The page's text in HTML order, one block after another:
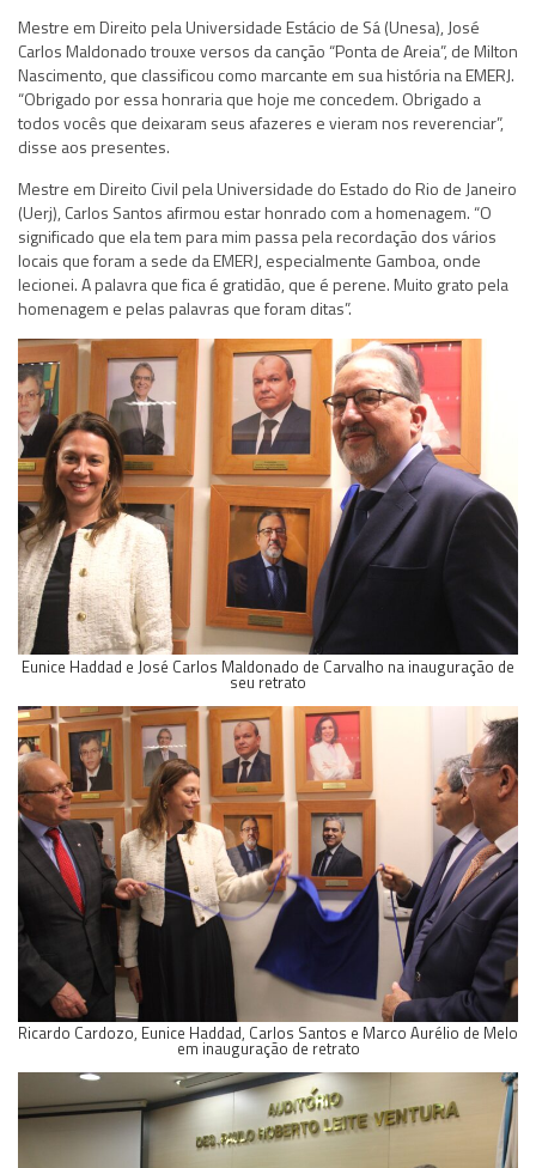
Mestre em Direito pela Universidade Estácio de Sá (Unesa), José
Carlos Maldonado trouxe versos da canção “Ponta de Areia”, de Milton
Nascimento, que classificou como marcante em sua história na EMERJ.
“Obrigado por essa honraria que hoje me concedem. Obrigado a
todos vocês que deixaram seus afazeres e vieram nos reverenciar”,
disse aos presentes.
Mestre em Direito Civil pela Universidade do Estado do Rio de Janeiro
(Uerj), Carlos Santos afirmou estar honrado com a homenagem. “O
significado que ela tem para mim passa pela recordação dos vários
locais que foram a sede da EMERJ, especialmente Gamboa, onde
lecionei. A palavra que fica é gratidão, que é perene. Muito grato pela
homenagem e pelas palavras que foram ditas”.
Eunice Haddad e José Carlos Maldonado de Carvalho na inauguração de
seu retrato
Ricardo Cardozo, Eunice Haddad, Carlos Santos e Marco Aurélio de Melo
em inauguração de retrato